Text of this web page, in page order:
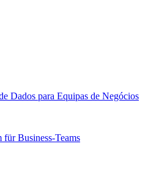
Dados para Equipas de Negócios
Business-Teams